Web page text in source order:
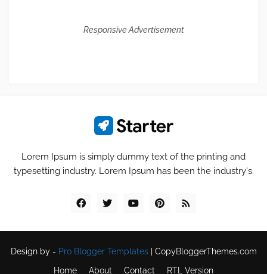
Responsive Advertisement
Lorem Ipsum is simply dummy text of the printing and
typesetting industry. Lorem Ipsum has been the industry's.
Design by - Pro Blogger Templates| CopyBloggerThemes.com
Home
About Contact RTL Version